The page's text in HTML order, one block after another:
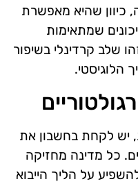
כיוון שהיא מאפשרת
שמתאימות
שלב קרדינלי בשיפור
הלוגיסטי.
יש לקחת בחשבון את
כל מדינה מחזיקה
על הליך הייבוא